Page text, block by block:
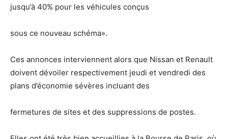
jusqu’à 40% pour les véhicules conçus
sous ce nouveau schéma».
Ces annonces interviennent alors que Nissan et Renault
doivent dévoiler respectivement jeudi et vendredi des
plans d’économie sévères incluant des
fermetures de sites et des suppressions de postes.